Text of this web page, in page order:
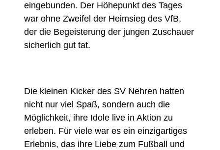
eingebunden. Der Höhepunkt des Tages
war ohne Zweifel der Heimsieg des VfB,
der die Begeisterung der jungen Zuschauer
sicherlich gut tat.
Die kleinen Kicker des SV Nehren hatten
nicht nur viel Spaß, sondern auch die
Möglichkeit, ihre Idole live in Aktion zu
erleben. Für viele war es ein einzigartiges
Erlebnis, das ihre Liebe zum Fußball und